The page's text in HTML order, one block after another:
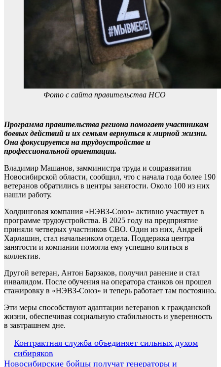
Фото с сайта правительства НСО
Программа правительства региона помогает участникам
боевых действий и их семьям вернуться к мирной жизни.
Она фокусируется на трудоустройстве и
профессиональной ориентации.
Владимир Машанов, замминистра труда и соцразвития
Новосибирской области, сообщил, что с начала года более 190
ветеранов обратились в центры занятости. Около 100 из них
нашли работу.
Холдинговая компания «НЭВЗ-Союз» активно участвует в
программе трудоустройства. В 2025 году на предприятие
приняли четверых участников СВО. Один из них, Андрей
Харлашин, стал начальником отдела. Поддержка центра
занятости и компании помогла ему успешно влиться в
коллектив.
Другой ветеран, Антон Барзаков, получил ранение и стал
инвалидом. После обучения на оператора станков он прошел
стажировку в «НЭВЗ-Союз» и теперь работает там постоянно.
Эти меры способствуют адаптации ветеранов к гражданской
жизни, обеспечивая социальную стабильность и уверенность
в завтрашнем дне.
Навигация
по
Контрактная служба объединяет сильных духом
сибиряков
Новосибирские бойцы получат генераторы и